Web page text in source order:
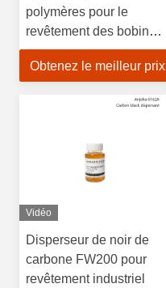
polymères pour le
revêtement des bobines
du système de résine de
polyester préparant des
Obtenez le meilleur prix
Vidéo
Disperseur de noir de
carbone FW200 pour
revêtement industriel